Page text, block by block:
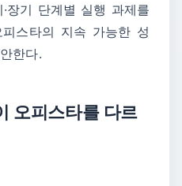
장기 단계별 실행 과제를
스타의 지속 가능한 성
한다.
오피스타를 다르